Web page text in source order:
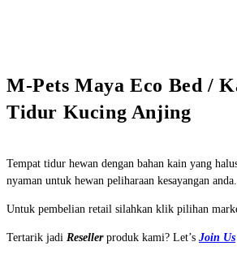
M-Pets Maya Eco Bed /
Tidur Kucing Anjing
Tempat tidur hewan dengan bahan kain yang
nyaman untuk hewan peliharaan kesayangan anda.
Untuk pembelian retail silahkan klik pilihan
Tertarik jadi Resellerproduk kami? Let’s Join Us